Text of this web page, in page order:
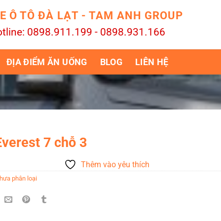
Ô TÔ ĐÀ LẠT - TAM ANH GROUP
0898.911.199 - 0898.931.166
ĐỊA ĐIỂM ĂN UỐNG BLOG LIÊN HỆ
7 chỗ 3
Thêm vào yêu thích
phân loại